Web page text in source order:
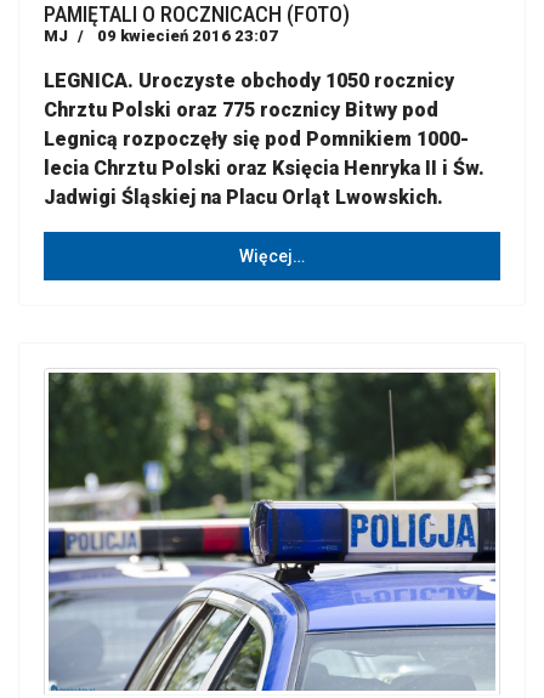
PAMIĘTALI O ROCZNICACH (FOTO)
MJ 09 kwiecień 2016 23:07
LEGNICA. Uroczyste obchody 1050 rocznicy
Chrztu Polski oraz 775 rocznicy Bitwy pod
Legnicą rozpoczęły się pod Pomnikiem 1000-
lecia Chrztu Polski oraz Księcia Henryka II i Św.
Jadwigi Śląskiej na Placu Orląt Lwowskich.
Więcej…